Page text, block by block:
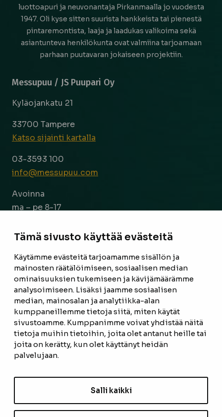
Tämä sivusto käyttää evästeitä
Käytämme evästeitä tarjoamamme sisällön ja
mainosten räätälöimiseen, sosiaalisen median
ominaisuuksien tukemiseen ja kävijämäärämme
analysoimiseen. Lisäksi jaamme sosiaalisen
median, mainosalan ja analytiikka-alan
kumppaneillemme tietoja siitä, miten käytät
sivustoamme. Kumppanimme voivat yhdistää näitä
tietoja muihin tietoihin, joita olet antanut heille tai
joita on kerätty, kun olet käyttänyt heidän
palvelujaan.
Salli kaikki
luottoapuri ja neuvonantaja Pirkanmaalla jo vuodesta
1947. Oli kyse sitten suurista hankkeista tai pienestä
pintaremontista, laaja ja laadukas valikoima sekä
asiantunteva henkilökunta ovat valmiina tarjoamaan
parhaan puutavaran jokaiseen projektiin.
Messupuu / JS Puupari Oy
Kyläojankatu 21
33700 Tampere
Katso sijainti kartalla
03-3593 100
info@messupuu.com
Avoinna
ma – pe 8-17
ETUSIVU
TUOTTEET
REFERENSSIT
OTA YHTEYTTÄ
TIETOSUOJASELOSTE
EVÄSTEASETUKSET